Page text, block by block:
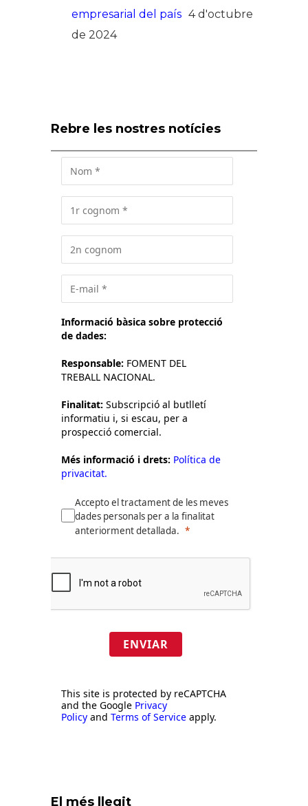
empresarial del país 4 d'octubre
de 2024
Rebre les nostres notícies
Informació bàsica sobre protecció
de dades:
Responsable: FOMENT DEL
TREBALL NACIONAL.
Finalitat: Subscripció al butlletí
informatiu i, si escau, per a
prospecció comercial.
Més informació i drets: Política de
privacitat.
Accepto el tractament de les meves
dades personals per a la finalitat
anteriorment detallada.
ENVIAR
This site is protected by reCAPTCHA
and the Google Privacy
Policy and Terms of Service apply.
El més llegit